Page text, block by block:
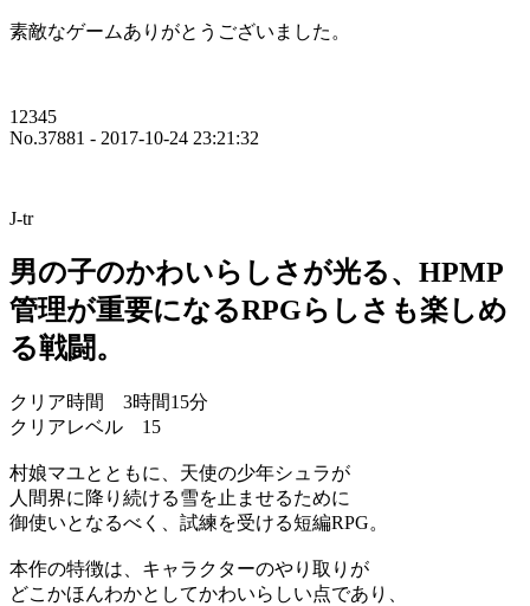
素敵なゲームありがとうございました。
12345
No.37881 - 2017-10-24 23:21:32
J-tr
男の子のかわいらしさが光る、HPMP
管理が重要になるRPGらしさも楽しめ
る戦闘。
クリア時間 3時間15分
クリアレベル 15
村娘マユとともに、天使の少年シュラが
人間界に降り続ける雪を止ませるために
御使いとなるべく、試練を受ける短編RPG。
本作の特徴は、キャラクターのやり取りが
どこかほんわかとしてかわいらしい点であり、